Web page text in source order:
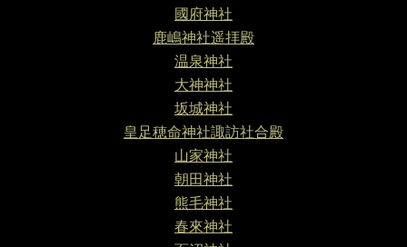
國府神社
鹿嶋神社遥拝殿
温泉神社
大神神社
坂城神社
皇足穂命神社諏訪社合殿
山家神社
朝田神社
熊毛神社
春來神社